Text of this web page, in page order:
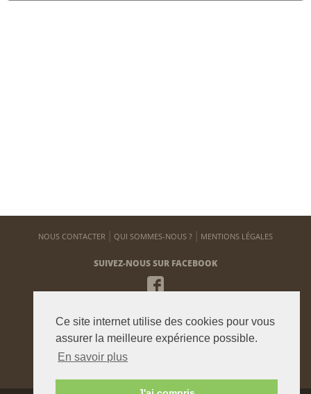
Ce site internet utilise des cookies pour vous
assurer la meilleure expérience possible.
En savoir plus
NOUS CONTACTER QUI SOMMES-NOUS ? MENTIONS LÉGALES
SUIVEZ-NOUS SUR FACEBOOK
NEWSLETTER
Pour vous tenir informé de notre actualité